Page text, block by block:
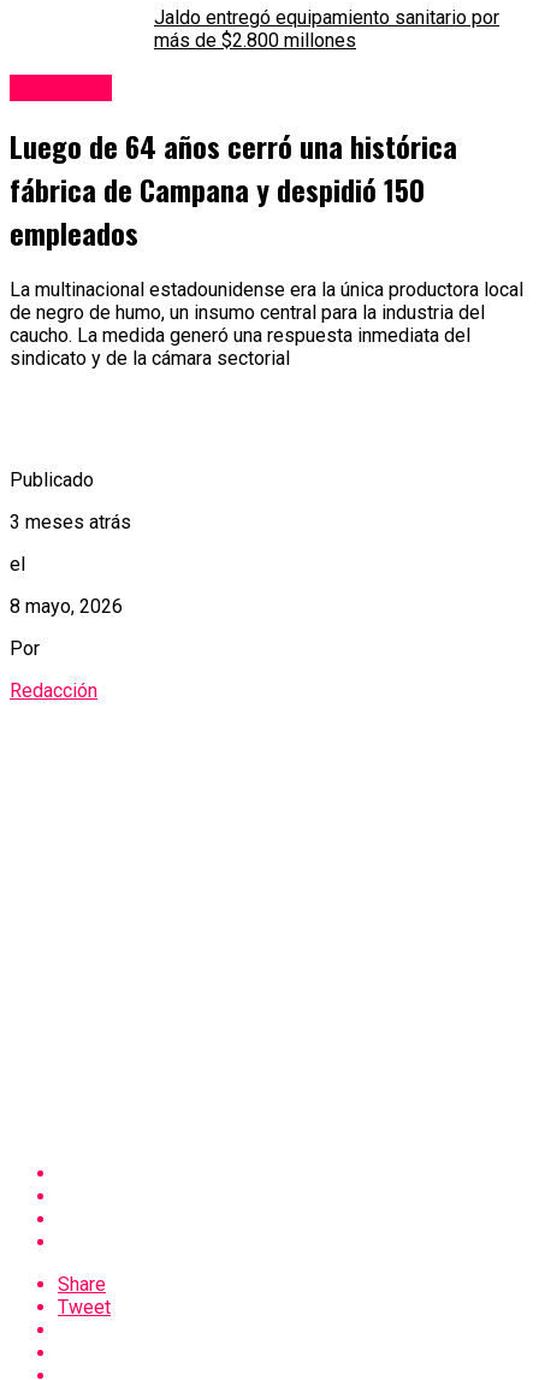
Jaldo entregó equipamiento sanitario por
más de $2.800 millones
Luego de 64 años cerró una histórica
fábrica de Campana y despidió 150
empleados
La multinacional estadounidense era la única productora local
de negro de humo, un insumo central para la industria del
caucho. La medida generó una respuesta inmediata del
sindicato y de la cámara sectorial
Publicado
3 meses atrás
el
8 mayo, 2026
Por
Redacción
Share
Tweet